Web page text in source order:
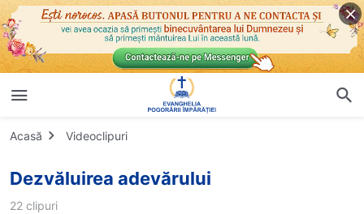
Acasă Videoclipuri
Dezvăluirea adevărului
22 clipuri